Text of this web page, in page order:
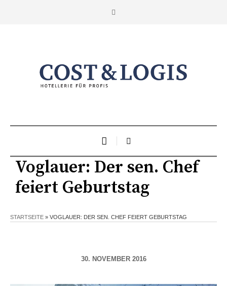
Voglauer: Der sen. Chef
feiert Geburtstag
STARTSEITE » VOGLAUER: DER SEN. CHEF FEIERT GEBURTSTAG
30. NOVEMBER 2016